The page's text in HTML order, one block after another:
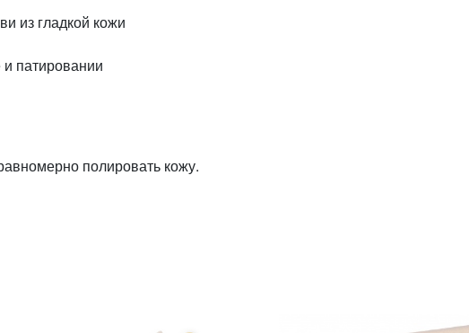
из гладкой кожи
патировании
полировать кожу.